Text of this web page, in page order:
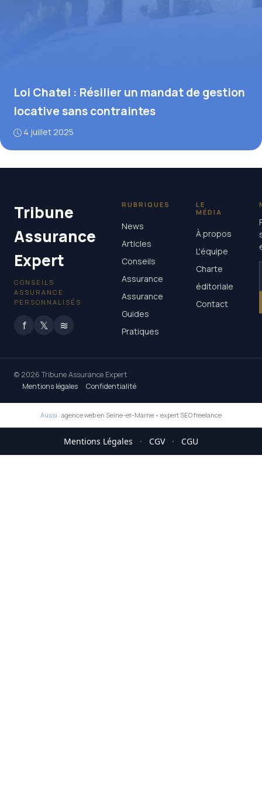
Loi Chatel : Résilier un mandat de gestion
locative sans contraintes
4 juillet 2025
Tribune
Assurance
Expert
CONSEILS
ASSURANCE
PERSONNALISÉS
f 𝕏 ≋
RUBRIQUES
News
Articles
Conseils
Assurance
Assurance
Guides
Pratiques
LE
MÉDIA
À propos
L'équipe
Charte
éditoriale
Contact
© 2026 Tribune Assurance Expert
Mentions légales
Confidentialité
Aussi : agence web en Seine-et-Marne • expert SEO freelance
Mentions Légales · CGV · CGU